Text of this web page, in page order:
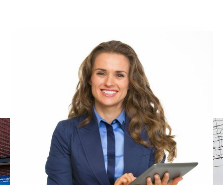
Website bureau
Vcreations
inschakelen?
Wij helpen u graag!